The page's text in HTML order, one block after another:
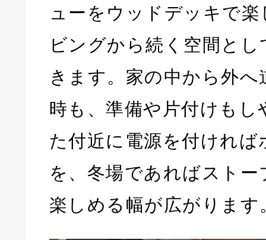
ューをウッドデッキで
ビングから続く空間と
きます。家の中から外
時も、準備や片付けもし
た付近に電源を付けれ
を、冬場であればスト
楽しめる幅が広がります